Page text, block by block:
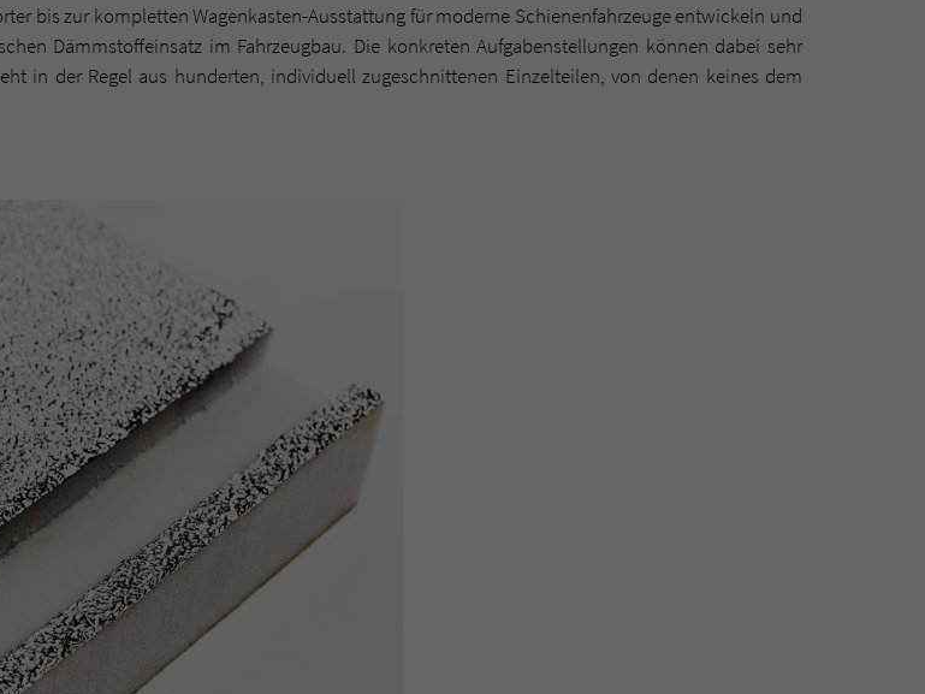
bis zur kompletten Wagenkasten-Ausstattung für moderne Schienenfahrzeuge entwickeln und
Dämmstoffeinsatz im Fahrzeugbau. Die konkreten Aufgabenstellungen können dabei sehr
in der Regel aus hunderten, individuell zugeschnittenen Einzelteilen, von denen keines dem